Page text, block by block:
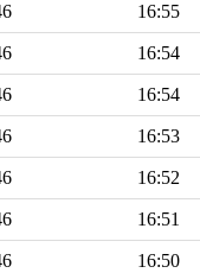
16:55
16:54
16:54
16:53
16:52
16:51
16:50